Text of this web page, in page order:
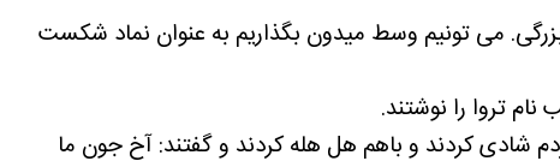
می تونیم وسط میدون بگذاریم به عنوان نماد شکست
تروا را نوشتند.
شادی کردند و باهم هل هله کردند و گفتند: آخ جون ما